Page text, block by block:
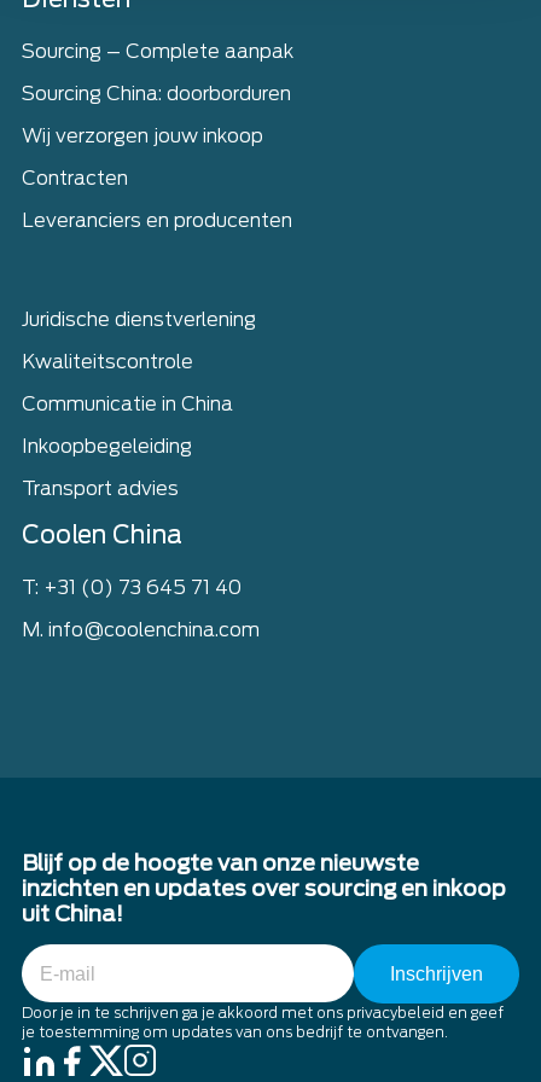
Sourcing – Complete aanpak
Sourcing China: doorborduren
Wij verzorgen jouw inkoop
Contracten
Leveranciers en producenten
Juridische dienstverlening
Kwaliteitscontrole
Communicatie in China
Inkoopbegeleiding
Transport advies
Coolen China
T: +31 (0) 73 645 71 40
M. info@coolenchina.com
Blijf op de hoogte van onze nieuwste
inzichten en updates over sourcing en inkoop
uit China!
E-
mail
Door je in te schrijven ga je akkoord met ons privacybeleid en geef
je toestemming om updates van ons bedrijf te ontvangen.